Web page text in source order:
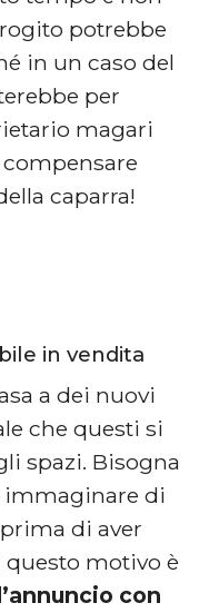
potrebbe
in un caso del
per
magari
caparra!
in vendita
a dei nuovi
che questi si
spazi. Bisogna
immaginare di
di aver
questo motivo è
con